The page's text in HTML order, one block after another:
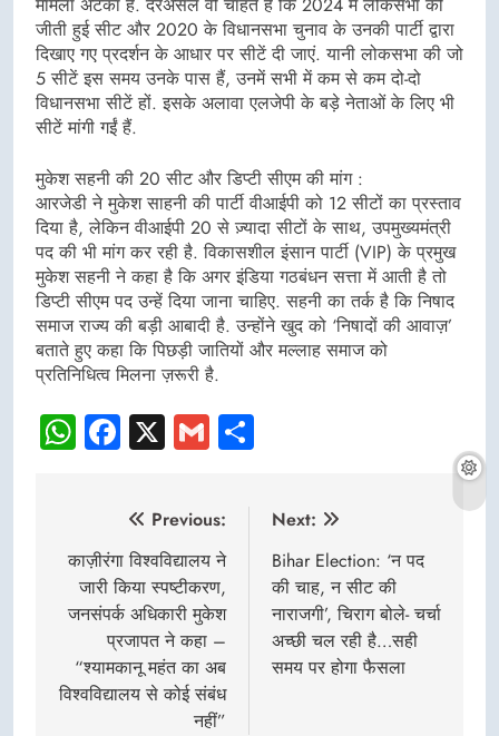
मामला अटका है. दरअसल वो चाहते हैं कि 2024 में लोकसभा की
जीती हुई सीट और 2020 के विधानसभा चुनाव के उनकी पार्टी द्वारा
दिखाए गए प्रदर्शन के आधार पर सीटें दी जाएं. यानी लोकसभा की जो
5 सीटें इस समय उनके पास हैं, उनमें सभी में कम से कम दो-दो
विधानसभा सीटें हों. इसके अलावा एलजेपी के बड़े नेताओं के लिए भी
सीटें मांगी गईं हैं.
मुकेश सहनी की 20 सीट और डिप्टी सीएम की मांग :
आरजेडी ने मुकेश साहनी की पार्टी वीआईपी को 12 सीटों का प्रस्ताव
दिया है, लेकिन वीआईपी 20 से ज़्यादा सीटों के साथ, उपमुख्यमंत्री
पद की भी मांग कर रही है. विकासशील इंसान पार्टी (VIP) के प्रमुख
मुकेश सहनी ने कहा है कि अगर इंडिया गठबंधन सत्ता में आती है तो
डिप्टी सीएम पद उन्हें दिया जाना चाहिए. सहनी का तर्क है कि निषाद
समाज राज्य की बड़ी आबादी है. उन्होंने खुद को ‘निषादों की आवाज़’
बताते हुए कहा कि पिछड़ी जातियों और मल्लाह समाज को
प्रतिनिधित्व मिलना ज़रूरी है.
WhatsApp
Facebook
X Gmail
navigation
Previous:
काज़ीरंगा विश्वविद्यालय ने
जारी किया स्पष्टीकरण,
जनसंपर्क अधिकारी मुकेश
प्रजापत ने कहा –
“श्यामकानू महंत का अब
विश्वविद्यालय से कोई संबंध
नहीं”
Next:
Bihar Election: ‘न पद
की चाह, न सीट की
नाराजगी’, चिराग बोले- चर्चा
अच्छी चल रही है…सही
समय पर होगा फैसला